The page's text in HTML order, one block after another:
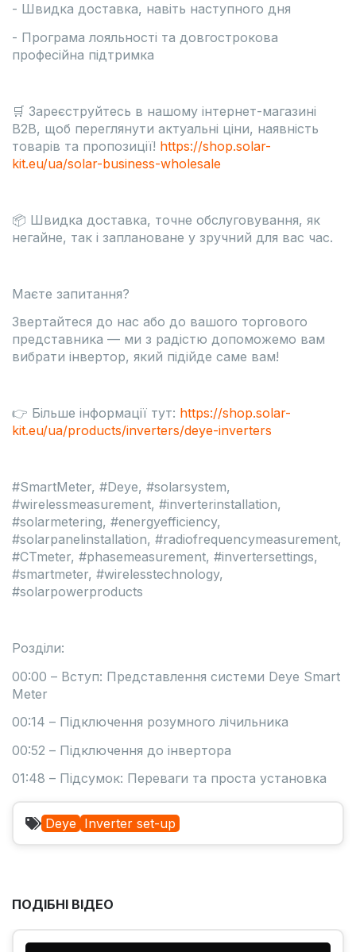
- Швидка доставка, навіть наступного дня
- Програма лояльності та довгострокова
професійна підтримка
🛒 Зареєструйтесь в нашому інтернет-магазині
B2B, щоб переглянути актуальні ціни, наявність
товарів та пропозиції! https://shop.solar-
kit.eu/ua/solar-business-wholesale
📦 Швидка доставка, точне обслуговування, як
негайне, так і заплановане у зручний для вас час.
Маєте запитання?
Звертайтеся до нас або до вашого торгового
представника — ми з радістю допоможемо вам
вибрати інвертор, який підійде саме вам!
👉 Більше інформації тут: https://shop.solar-
kit.eu/ua/products/inverters/deye-inverters
#SmartMeter, #Deye, #solarsystem,
#wirelessmeasurement, #inverterinstallation,
#solarmetering, #energyefficiency,
#solarpanelinstallation, #radiofrequencymeasurement,
#CTmeter, #phasemeasurement, #invertersettings,
#smartmeter, #wirelesstechnology,
#solarpowerproducts
Розділи:
00:00 – Вступ: Представлення системи Deye Smart
Meter
00:14 – Підключення розумного лічильника
00:52 – Підключення до інвертора
01:48 – Підсумок: Переваги та проста установка
Deye Inverter set-up
ПОДІБНІ ВІДЕО